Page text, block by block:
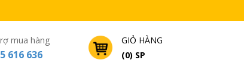
GIỎ HÀNG
(0) SP
mua hàng
616 636